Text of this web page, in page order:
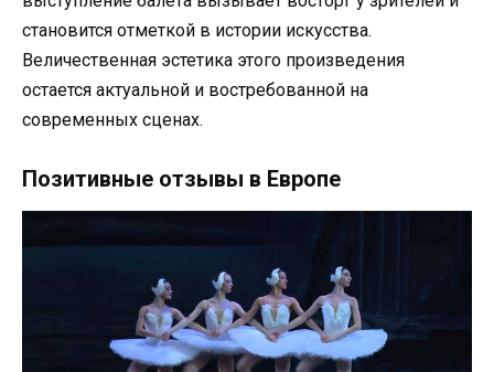
становится отметкой в истории искусства.
Величественная эстетика этого произведения
остается актуальной и востребованной на
современных сценах.
Позитивные отзывы в Европе